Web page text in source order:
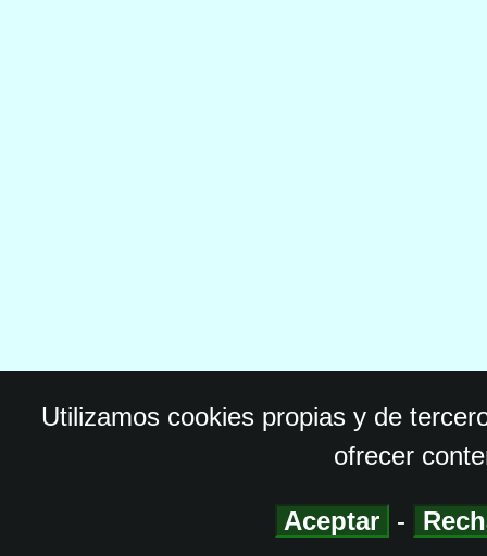
Utilizamos cookies propias y de
ofrecer
Aceptar -